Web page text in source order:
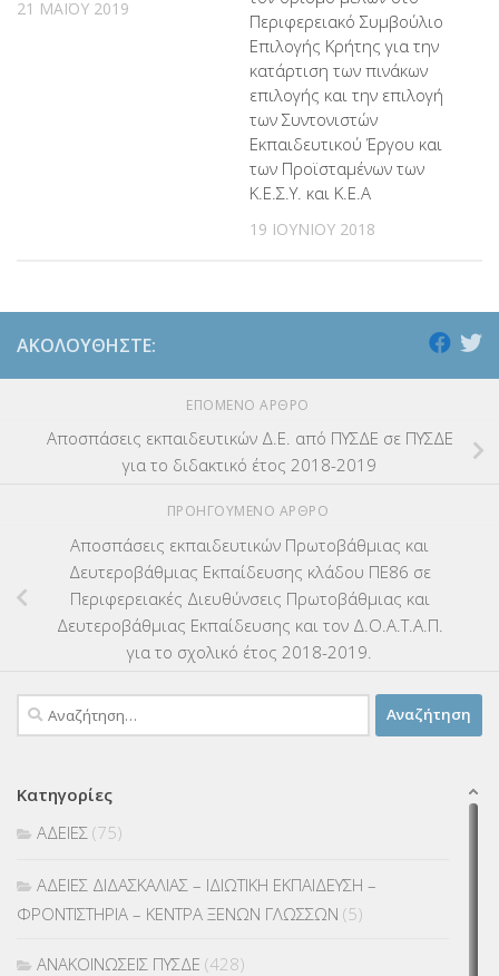
21 ΜΑΪ́ΟΥ 2019
Περιφερειακό Συμβούλιο
Επιλογής Κρήτης για την
κατάρτιση των πινάκων
επιλογής και την επιλογή
των Συντονιστών
Εκπαιδευτικού Έργου και
των Προϊσταμένων των
Κ.Ε.Σ.Υ. και Κ.Ε.Α
19 ΙΟΥΝΊΟΥ 2018
ΑΚΟΛΟΥΘΉΣΤΕ:
ΕΠΌΜΕΝΟ ΆΡΘΡΟ
Αποσπάσεις εκπαιδευτικών Δ.Ε. από ΠΥΣΔΕ σε ΠΥΣΔΕ
για το διδακτικό έτος 2018-2019
ΠΡΟΗΓΟΎΜΕΝΟ ΆΡΘΡΟ
Αποσπάσεις εκπαιδευτικών Πρωτοβάθμιας και
Δευτεροβάθμιας Εκπαίδευσης κλάδου ΠΕ86 σε
Περιφερειακές Διευθύνσεις Πρωτοβάθμιας και
Δευτεροβάθμιας Εκπαίδευσης και τον Δ.Ο.Α.Τ.Α.Π.
για το σχολικό έτος 2018-2019.
Αναζήτηση
για:
Κατηγορίες
ΑΔΕΙΕΣ (75)
ΑΔΕΙΕΣ ΔΙΔΑΣΚΑΛΙΑΣ – ΙΔΙΩΤΙΚΗ ΕΚΠΑΙΔΕΥΣΗ –
ΦΡΟΝΤΙΣΤΗΡΙΑ – ΚΕΝΤΡΑ ΞΕΝΩΝ ΓΛΩΣΣΩΝ (5)
ΑΝΑΚΟΙΝΩΣΕΙΣ ΠΥΣΔΕ (428)